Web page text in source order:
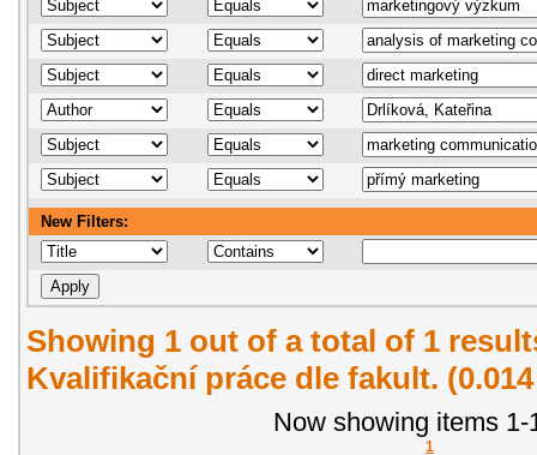
New Filters:
Showing 1 out of a total of 1
Kvalifikační práce dle fakult.
Now showing items 1-
1